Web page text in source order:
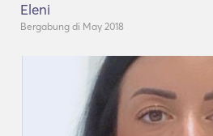
Eleni
Bergabung di May 2018